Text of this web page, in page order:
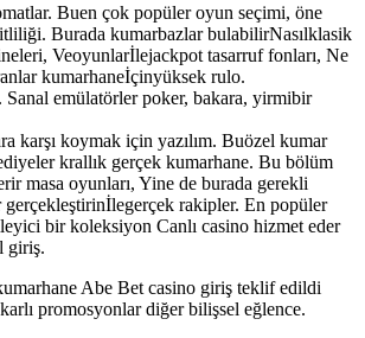
Buen çok popüler oyun seçimi, öne
Burada kumarbazlar bulabilirNasılklasik
Veoyunlarİlejackpot tasarruf fonları, Ne
kumarhaneİçinyüksek rulo.
Sanal emülatörler poker, bakara, yirmibir
karşı koymak için yazılım. Buözel kumar
krallık gerçek kumarhane. Bu bölüm
masa oyunları, Yine de burada gerekli
gerçekleştirinİlegerçek rakipler. En popüler
bir koleksiyon Canlı casino hizmet eder
giriş.
Abe Bet casino giriş teklif edildi
promosyonlar diğer bilişsel eğlence.